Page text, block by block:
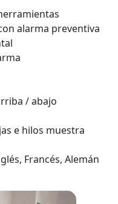
alarma preventiva
/ abajo
e hilos muestra
Francés, Alemán